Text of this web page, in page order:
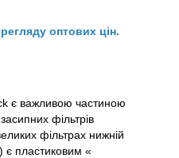
оптових цін.
є важливою частиною
фільтрів
фільтрах нижній
є пластиковим «